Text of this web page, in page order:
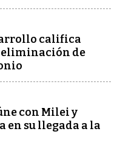
califica
eliminación de
con Milei y
en su llegada a la